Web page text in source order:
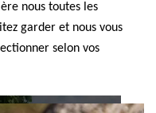
nous toutes les
garder et nous vous
selon vos